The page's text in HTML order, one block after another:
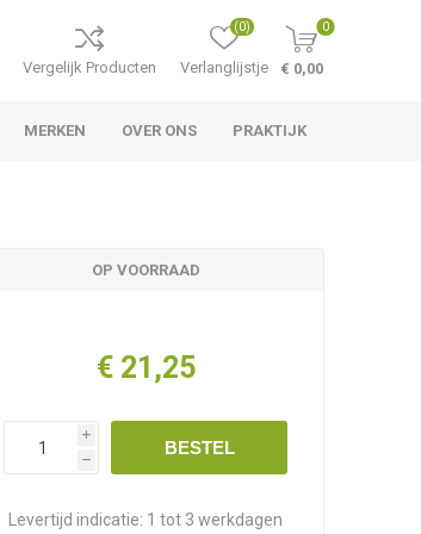
Vergelijk Producten Verlanglijstje
(0) 0
€ 0,00
MERKEN OVER ONS PRAKTIJK
OP VOORRAAD
€ 21,25
i
h
BESTEL
Levertijd indicatie: 1 tot 3 werkdagen